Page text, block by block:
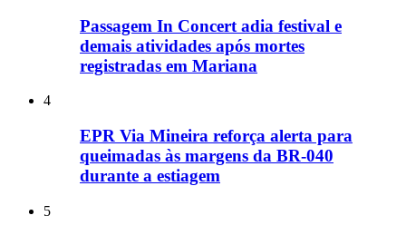
Passagem In Concert adia festival e
demais atividades após mortes
registradas em Mariana
4
EPR Via Mineira reforça alerta para
queimadas às margens da BR-040
durante a estiagem
5